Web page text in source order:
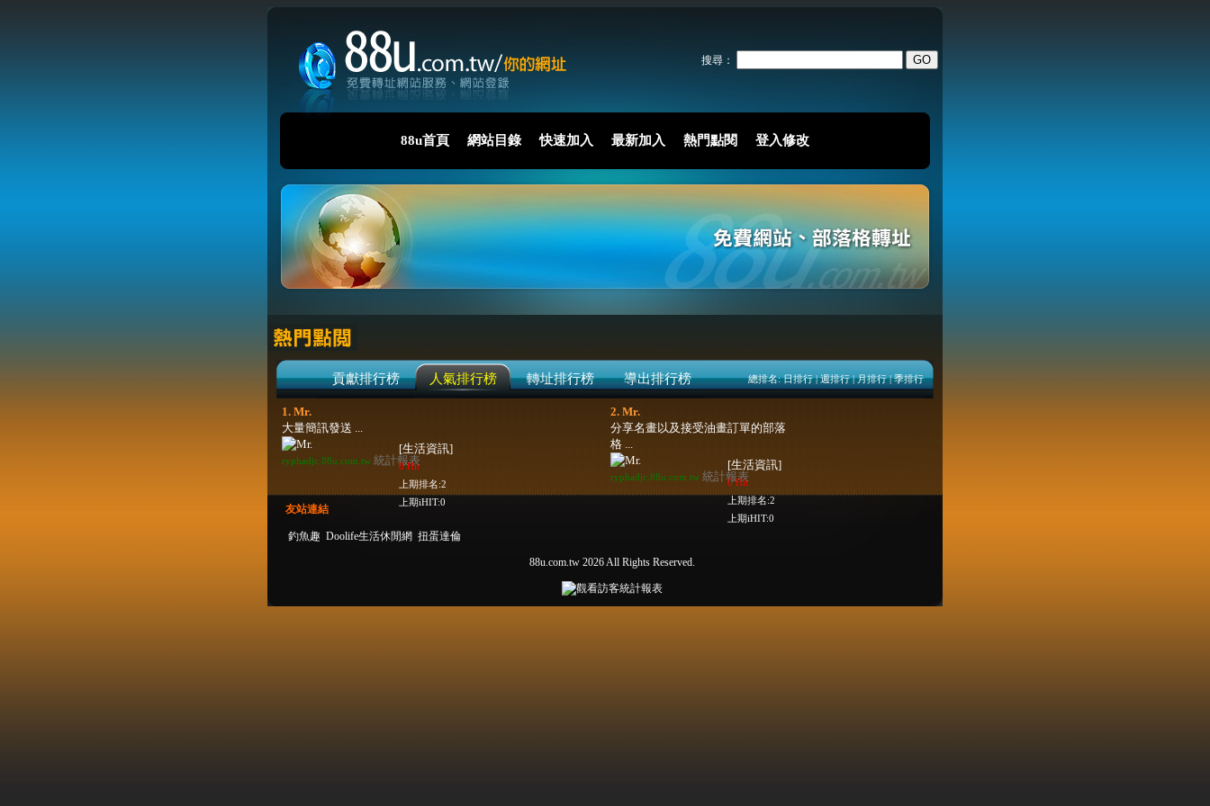
搜尋：
88u首頁 網站目錄 快速加入 最新加入 熱門點閱 登入修改
貢獻排行榜 人氣排行榜 轉址排行榜 導出排行榜 總排名:日排行|週排行|月排行|季排行
1. Mr.
大量簡訊發送 ...
[生活資訊]
0 Hit
上期排名:2
上期iHIT:0
ryphadjc.88u.com.tw 統計報表
2. Mr.
分享名畫以及接受油畫訂單的部落
格 ...
[生活資訊]
0 Hit
上期排名:2
上期iHIT:0
ryphadjc.88u.com.tw 統計報表
友站連結
釣魚趣 Doolife生活休閒網 扭蛋達倫
88u.com.tw 2026 All Rights Reserved.